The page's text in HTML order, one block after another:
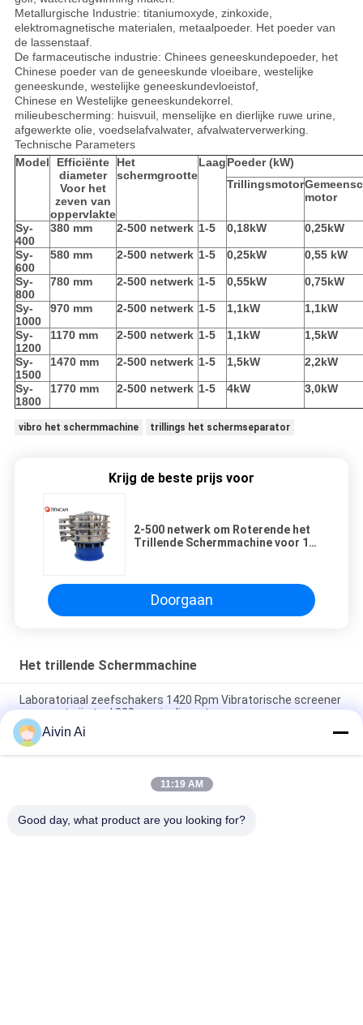
Metallurgische Industrie: titaniumoxyde, zinkoxide,
elektromagnetische materialen, metaalpoeder. Het poeder van
de lassenstaaf.
De farmaceutische industrie: Chinees geneeskundepoeder, het
Chinese poeder van de geneeskunde vloeibare, westelijke
geneeskunde, westelijke geneeskundevloeistof,
Chinese en Westelijke geneeskundekorrel.
milieubescherming: huisvuil, menselijke en dierlijke ruwe urine,
afgewerkte olie, voedselafvalwater, afvalwaterverwerking.
Technische Parameters
Model
Efficiënte
diameter
Voor het
zeven van
oppervlakte
Het
schermgrootte
LaagPoeder (kW)
Trillingsmotor
motor
Sy-
400
380 mm 2-500 netwerk 1-5 0,18kW 0,25kW
Sy-
600
580 mm 2-500 netwerk 1-5 0,25kW 0,55 kW
Sy-
800
780 mm 2-500 netwerk 1-5 0,55kW 0,75kW
Sy-
1000
970 mm 2-500 netwerk 1-5 1,1kW 1,1kW
Sy-
1200
1170 mm 2-500 netwerk 1-5 1,1kW 1,5kW
Sy-
1500
1470 mm 2-500 netwerk 1-5 1,5kW 2,2kW
Sy-
1800
1770 mm 2-500 netwerk 1-5 4kW 3,0kW
vibro het schermmachine trillings het schermseparator
Krijg de beste prijs voor
2-500 netwerk om Roterende het
Trillende Schermmachine voor 1-5
Doorgaan
Het trillende Schermmachine
Laboratoriaal zeefschakers 1420 Rpm Vibratorische screener
van roestvrij staal 300 mm in diameter
Laboratorium Vibrating Screener Sieve Shakers
Analyseapparatuur 400 Meshes 5 Micron Pasty Rotary
Laboratorium zeefshaker Vibrating Screener
Aivin Ai
11:19 AM
Good day, what product are you looking for?